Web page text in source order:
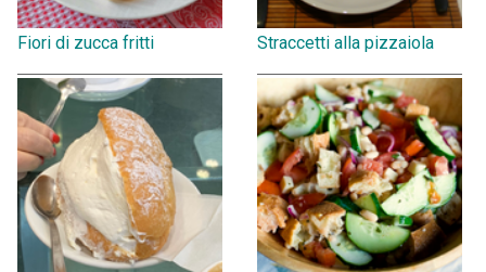
Fiori di zucca fritti Straccetti alla pizzaiola